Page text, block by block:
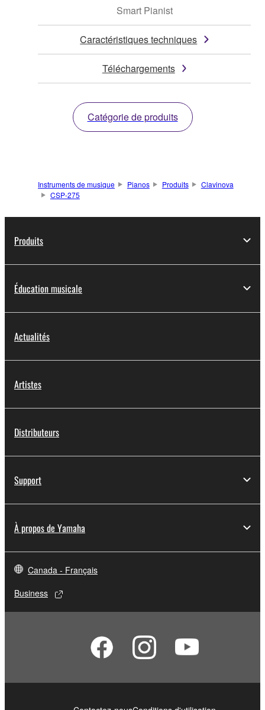
Smart Pianist
Caractéristiques techniques
Téléchargements
Catégorie de produits
Instruments de musique Pianos Produits
Clavinova
CSP-275
Produits
Éducation musicale
Actualités
Artistes
Distributeurs
Support
À propos de Yamaha
Canada - Français
Business